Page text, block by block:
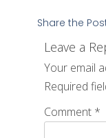
Share the
Leave a
Your email
Required
Comment *